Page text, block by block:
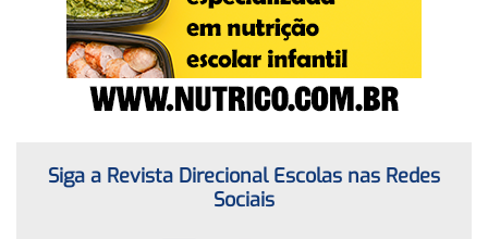
Siga a Revista Direcional Escolas nas Redes
Sociais